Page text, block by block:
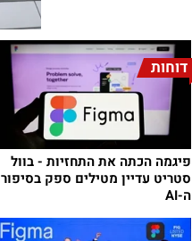
דוחות
פיגמה הכתה את התחזיות - בוול
סטריט עדיין מטילים ספק בסיפור
ה-AI